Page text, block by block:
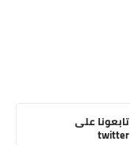
تابعونا على
twitter